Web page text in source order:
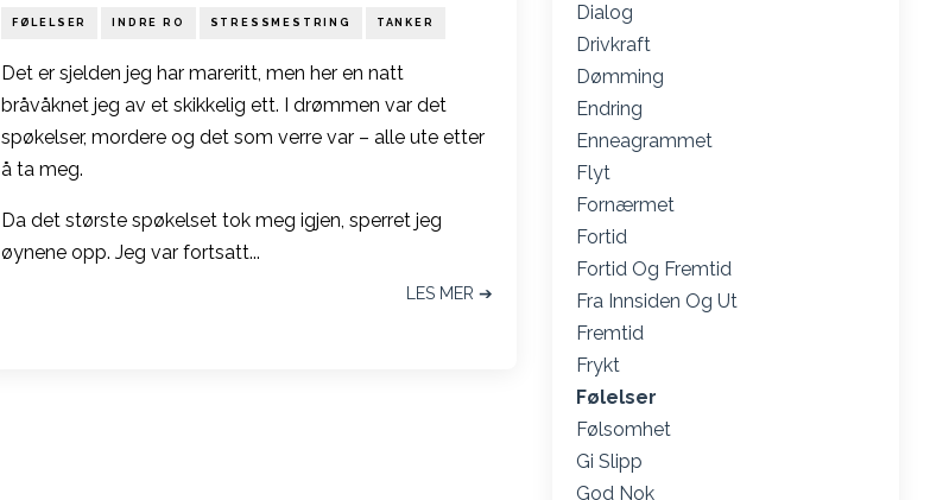
FØLELSER INDRE RO STRESSMESTRING TANKER
Det er sjelden jeg har mareritt, men her en natt
bråvåknet jeg av et skikkelig ett. I drømmen var det
spøkelser, mordere og det som verre var – alle ute etter
å ta meg.
Da det største spøkelset tok meg igjen, sperret jeg
øynene opp. Jeg var fortsatt...
LES MER ➔
Dialog
Drivkraft
Dømming
Endring
Enneagrammet
Flyt
Fornærmet
Fortid
Fortid Og Fremtid
Fra Innsiden Og Ut
Fremtid
Frykt
Følelser
Følsomhet
Gi Slipp
God Nok